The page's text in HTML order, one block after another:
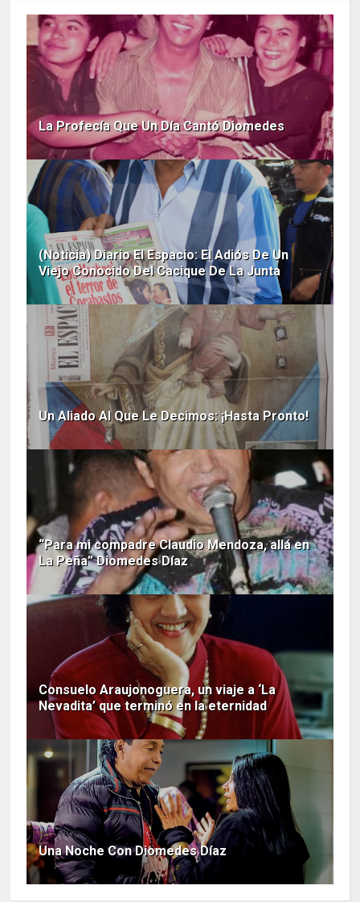
La Profecía Que Un Día Cantó Diomedes
(Noticia) Diario El Espacio: El Adiós De Un
Viejo Conocido Del Cacique De La Junta
Un Aliado Al Que Le Decimos: ¡Hasta Pronto!
“Para mi compadre Claudio Mendoza, allá en
La Peña” Diomedes Díaz
Consuelo Araujonoguera, un viaje a ‘La
Nevadita’ que terminó en la eternidad
Una Noche Con Diomedes Díaz